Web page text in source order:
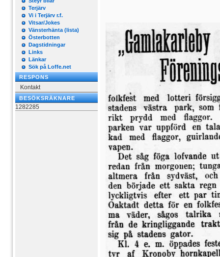
Terjärv
Vi i Terjärv r.f.
Vitsar/Jokes
Vänsterhänta (lista)
Österbotten
Dagstidningar
Links
Länkar
Sök på Loffe.net
RESPONS
Kontakt
BESÖKSRÄKNARE
1282285